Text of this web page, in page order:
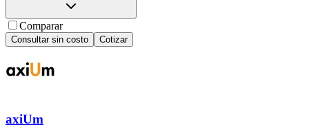
Comparar
Consultar sin costo Cotizar
axiUm